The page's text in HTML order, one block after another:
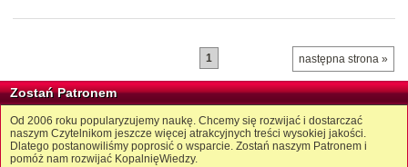
następna strona »
1
Zostań Patronem
Od 2006 roku popularyzujemy naukę. Chcemy się rozwijać i dostarczać
naszym Czytelnikom jeszcze więcej atrakcyjnych treści wysokiej jakości.
Dlatego postanowiliśmy poprosić o wsparcie. Zostań naszym Patronem i
pomóż nam rozwijać KopalnięWiedzy.